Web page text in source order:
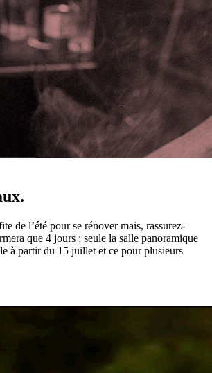
de l’été pour se rénover mais, rassurez-
que 4 jours ; seule la salle panoramique
à partir du 15 juillet et ce pour plusieurs